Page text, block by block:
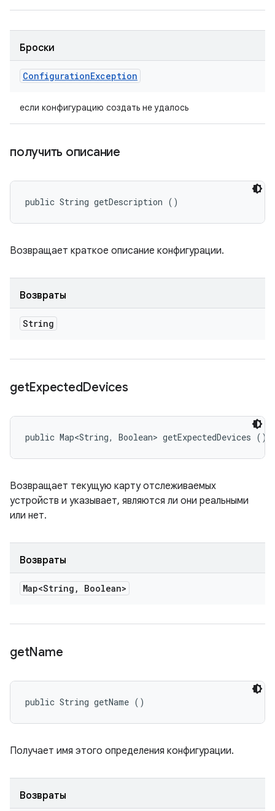
Броски
ConfigurationException
если конфигурацию создать не удалось
получить описание
public String getDescription ()
Возвращает краткое описание конфигурации.
Возвраты
String
getExpectedDevices
public Map<String, Boolean> getExpectedDevices ()
Возвращает текущую карту отслеживаемых
устройств и указывает, являются ли они реальными
или нет.
Возвраты
Map<String , Boolean>
getName
public String getName ()
Получает имя этого определения конфигурации.
Возвраты